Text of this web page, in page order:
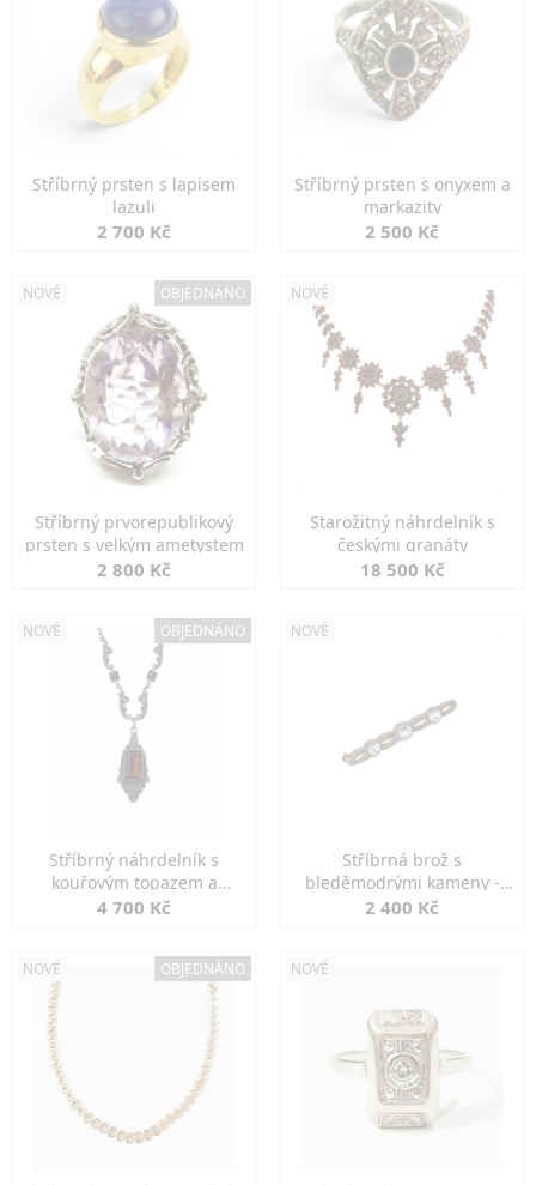
Stříbrný prsten s lapisem
lazuli
2 700 Kč
Stříbrný prsten s onyxem a
markazity
2 500 Kč
NOVÉ OBJEDNÁNO
Stříbrný prvorepublikový
prsten s velkým ametystem
2 800 Kč
NOVÉ
Starožitný náhrdelník s
českými granáty
18 500 Kč
NOVÉ OBJEDNÁNO
Stříbrný náhrdelník s
kouřovým topazem a
markazity
4 700 Kč
NOVÉ
Stříbrná brož s
bleděmodrými kameny -
jemná elegance
2 400 Kč
NOVÉ OBJEDNÁNO NOVÉ